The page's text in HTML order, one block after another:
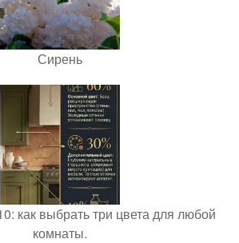
Сирень
как выбрать три цвета для любой
комнаты.